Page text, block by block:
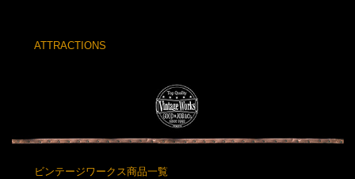
ATTRACTIONS
ビンテージワークス商品一覧